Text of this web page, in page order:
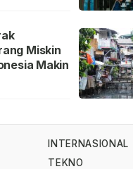
Miskin
Makin
INTERNASIONAL
TEKNO